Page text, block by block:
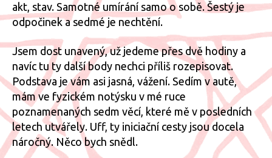
akt, stav. Samotné umírání samo o sobě. Šestý je
odpočinek a sedmé je nechtění.
Jsem dost unavený, už jedeme přes dvě hodiny a
navíc tu ty další body nechci příliš rozepisovat.
Podstava je vám asi jasná, vážení. Sedím v autě,
mám ve fyzickém notýsku v mé ruce
poznamenaných sedm věcí, které mě v posledních
letech utvářely. Uff, ty iniciační cesty jsou docela
náročný. Něco bych snědl.